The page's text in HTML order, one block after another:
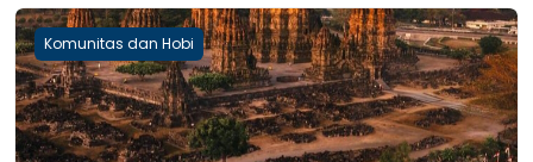
Komunitas dan Hobi